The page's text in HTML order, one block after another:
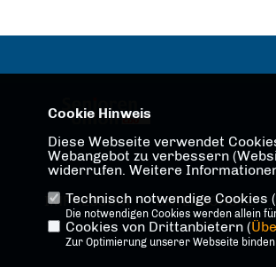
IMPRESSUM DATENSCHUTZ
Cookie Hinweis
Diese Webseite verwendet
Webangebot zu verbessern
widerrufen. Weitere
Technisch notwendige Cookies (
Die notwendigen Cookies werden allein
Cookies von Drittanbietern (
Zur Optimierung unserer Webseite